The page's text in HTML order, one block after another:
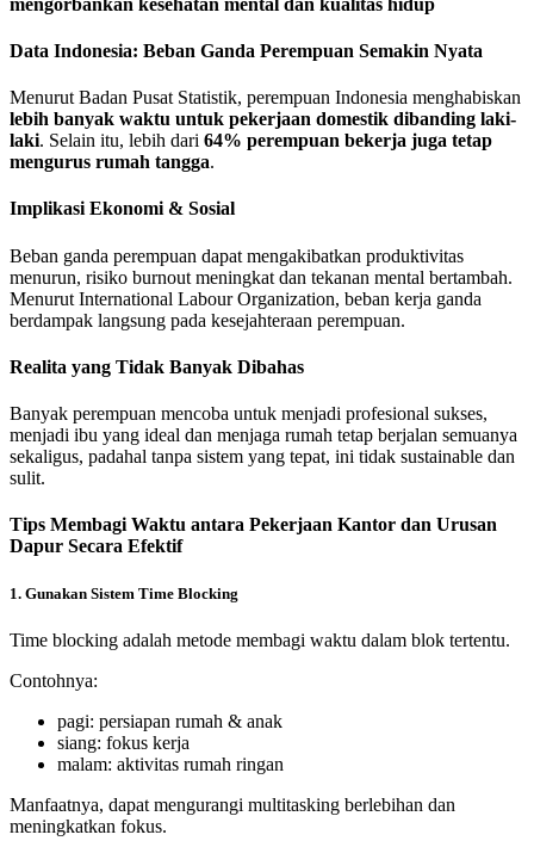
Data Indonesia: Beban Ganda Perempuan Semakin Nyata
Menurut Badan Pusat Statistik, perempuan Indonesia menghabiskan
lebih banyak waktu untuk pekerjaan domestik dibanding laki-
laki. Selain itu, lebih dari 64% perempuan bekerja juga tetap
mengurus rumah tangga.
Implikasi Ekonomi & Sosial
Beban ganda perempuan dapat mengakibatkan produktivitas
menurun, risiko burnout meningkat dan tekanan mental bertambah.
Menurut International Labour Organization, beban kerja ganda
berdampak langsung pada kesejahteraan perempuan.
Realita yang Tidak Banyak Dibahas
Banyak perempuan mencoba untuk menjadi profesional sukses,
menjadi ibu yang ideal dan menjaga rumah tetap berjalan semuanya
sekaligus, padahal tanpa sistem yang tepat, ini tidak sustainable dan
sulit.
Tips Membagi Waktu antara Pekerjaan Kantor dan Urusan
Dapur Secara Efektif
1. Gunakan Sistem Time Blocking
Time blocking adalah metode membagi waktu dalam blok tertentu.
Contohnya:
pagi: persiapan rumah & anak
siang: fokus kerja
malam: aktivitas rumah ringan
Manfaatnya, dapat mengurangi multitasking berlebihan dan
meningkatkan fokus.